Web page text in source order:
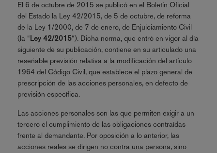
El 6 de octubre de 2015 se publicó en el Boletín Oficial
del Estado la Ley 42/2015, de 5 de octubre, de reforma
de la Ley 1/2000, de 7 de enero, de Enjuiciamiento Civil
(la “Ley 42/2015“). Dicha norma, que entró en vigor al día
siguiente de su publicación, contiene en su articulado una
reseñable previsión relativa a la modificación del artículo
1964 del Código Civil, que establece el plazo general de
prescripción de las acciones personales, en defecto de
previsión específica.
Las acciones personales son las que permiten exigir a un
tercero el cumplimiento de las obligaciones contraídas
frente al demandante. Por oposición a lo anterior, las
acciones reales se dirigen no contra una persona, sino